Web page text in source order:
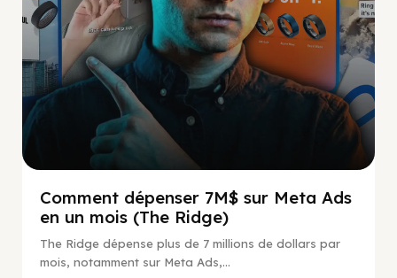
Comment dépenser 7M$ sur Meta Ads
en un mois (The Ridge)
The Ridge dépense plus de 7 millions de dollars par
mois, notamment sur Meta Ads,...